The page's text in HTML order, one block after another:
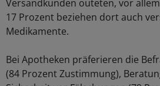
Versandkunden outeten, vor
17 Prozent beziehen dort auch
Medikamente.
Bei Apotheken präferieren die
(84 Prozent Zustimmung),